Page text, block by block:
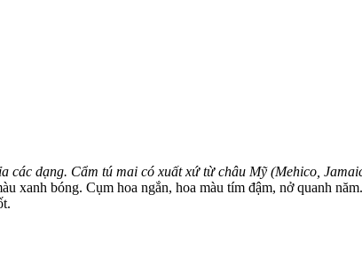
dạng. Cẩm tú mai có xuất xứ từ châu Mỹ (Mehico,
xanh bóng. Cụm hoa ngắn, hoa màu tím đậm, nở quanh